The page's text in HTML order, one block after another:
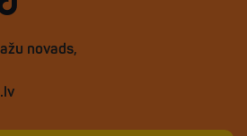
novads,